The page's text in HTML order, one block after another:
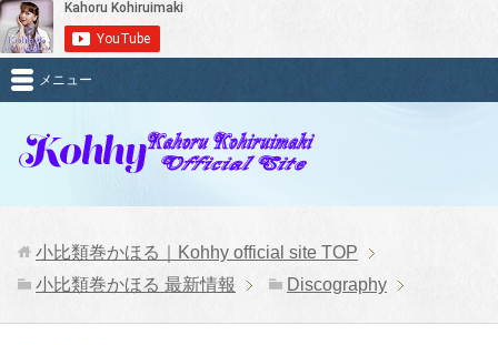
メニュー
小比類巻かほる｜Kohhy official site TOP
小比類巻かほる 最新情報
Discography